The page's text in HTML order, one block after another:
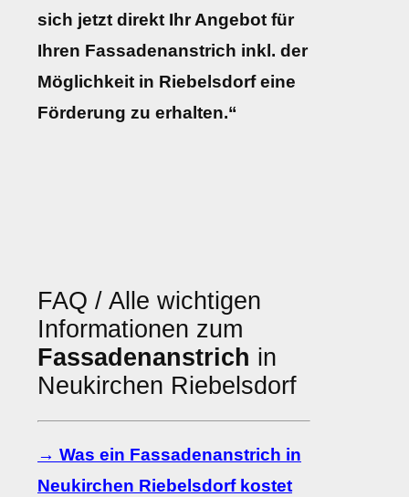
sich jetzt direkt Ihr Angebot für
Ihren Fassadenanstrich inkl. der
Möglichkeit in Riebelsdorf eine
Förderung zu erhalten.“
FAQ / Alle wichtigen
Informationen zum
Fassadenanstrich in
Neukirchen Riebelsdorf
→ Was ein Fassadenanstrich in
Neukirchen Riebelsdorf kostet